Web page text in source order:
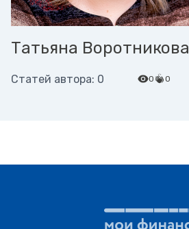
Татьяна Воротникова
Статей автора: 0 0 0